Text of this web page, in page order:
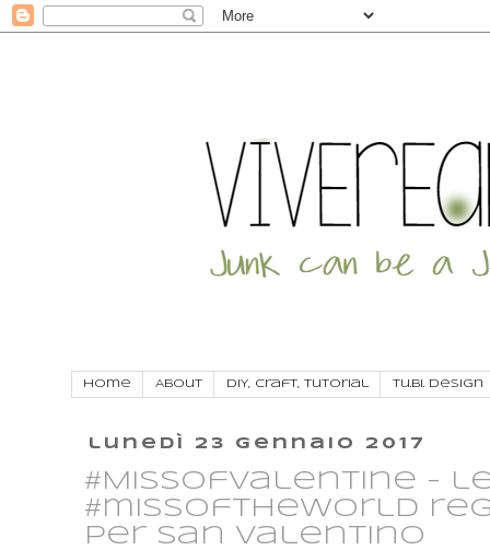
Home About DIY, craft, tutorial Tu.Bi. Design
lunedì 23 gennaio 2017
#MissofValentine -
#missoftheworld
per San Valentino